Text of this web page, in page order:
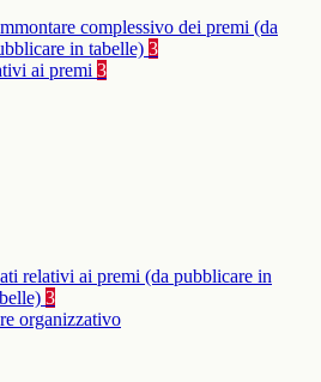
complessivo dei premi (da
in tabelle) 3
ai premi 3
relativi ai premi (da pubblicare in
3
organizzativo